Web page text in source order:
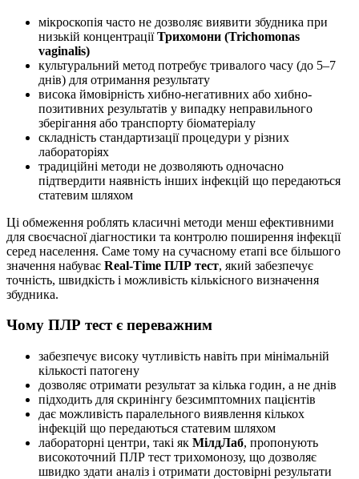
мікроскопія часто не дозволяє виявити збудника при
низькій концентраціїТрихомони (Trichomonas
vaginalis)
культуральний метод потребує тривалого часу (до 5–7
днів) для отримання результату
висока ймовірність хибно-негативних або хибно-
позитивних результатів у випадку неправильного
зберігання або транспорту біоматеріалу
складність стандартизації процедури у різних
лабораторіях
традиційні методи не дозволяють одночасно
підтвердити наявність інших інфекцій що передаються
статевим шляхом
Ці обмеження роблять класичні методи менш ефективними
для своєчасної діагностики та контролю поширення інфекції
серед населення. Саме тому на сучасному етапі все більшого
значення набуває Real-Time ПЛР тест, який забезпечує
точність, швидкість і можливість кількісного визначення
збудника.
Чому ПЛР тест є переважним
забезпечує високу чутливість навіть при мінімальній
кількості патогену
дозволяє отримати результат за кілька годин, а не днів
підходить для скринінгу безсимптомних пацієнтів
дає можливість паралельного виявлення кількох
інфекцій що передаються статевим шляхом
лабораторні центри, такі як МілдЛаб, пропонують
високоточний ПЛР тест трихомонозу, що дозволяє
швидко здати аналіз і отримати достовірні результати